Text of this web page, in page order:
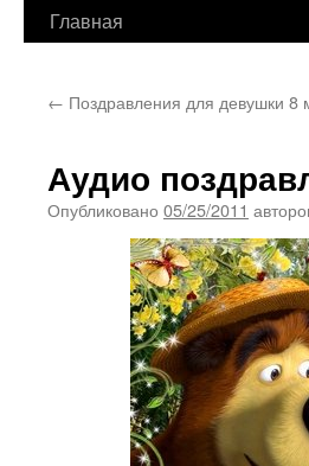
Главная
← Поздравления для девушки 8
Аудио
Опубликовано 05/25/2011